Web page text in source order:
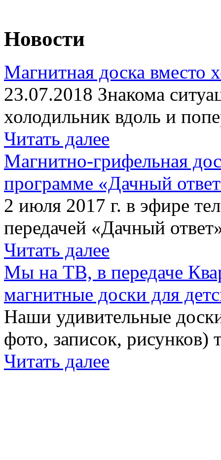
Новости
Магнитная доска вместо
23.07.2018 Знакома
холодильник вдоль и
Читать далее
Магнитно-грифельная
программе «Дачный
2 июля 2017 г. в эфире
передачей «Дачный
Читать далее
Мы на ТВ, в передаче
магнитные доски для
Наши удивительные
фото, записок,
Читать далее